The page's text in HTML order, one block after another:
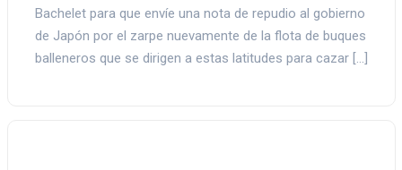
Bachelet para que envíe una nota de repudio al gobierno
de Japón por el zarpe nuevamente de la flota de buques
balleneros que se dirigen a estas latitudes para cazar […]